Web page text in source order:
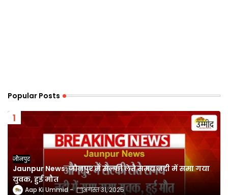
Popular Posts
जौनपुर
Jaunpur News: जौनपुर में सेल्फी लेते समय नदी में समा गया
युवक, हुई मौत
Aap Ki Ummid अगस्त 31, 2025